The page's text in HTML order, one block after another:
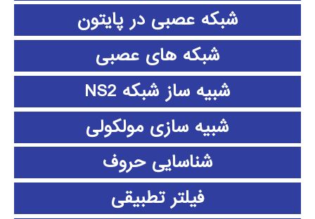
شبکه عصبی در پایتون
شبکه های عصبی
شبیه ساز شبکه NS2
شبیه سازی مولکولی
شناسایی حروف
فیلتر تطبیقی